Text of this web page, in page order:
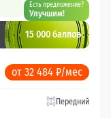
Есть предложение?
Улучшим!
15 000 баллов
от 32 484 ₽/мес
Передний